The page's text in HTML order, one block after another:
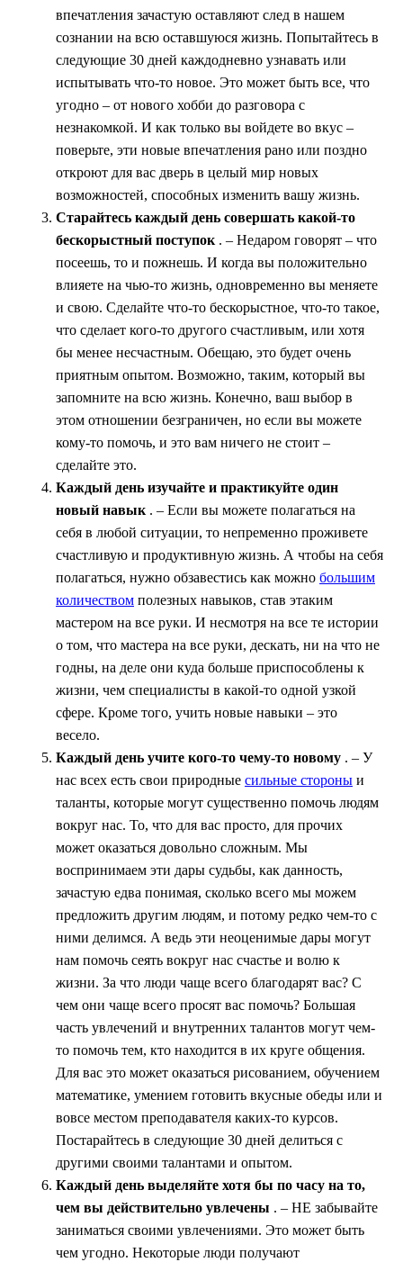
впечатления зачастую оставляют след в нашем
сознании на всю оставшуюся жизнь. Попытайтесь в
следующие 30 дней каждодневно узнавать или
испытывать что-то новое. Это может быть все, что
угодно – от нового хобби до разговора с
незнакомкой. И как только вы войдете во вкус –
поверьте, эти новые впечатления рано или поздно
откроют для вас дверь в целый мир новых
возможностей, способных изменить вашу жизнь.
Старайтесь каждый день совершать какой-то
бескорыстный поступок . – Недаром говорят – что
посеешь, то и пожнешь. И когда вы положительно
влияете на чью-то жизнь, одновременно вы меняете
и свою. Сделайте что-то бескорыстное, что-то такое,
что сделает кого-то другого счастливым, или хотя
бы менее несчастным. Обещаю, это будет очень
приятным опытом. Возможно, таким, который вы
запомните на всю жизнь. Конечно, ваш выбор в
этом отношении безграничен, но если вы можете
кому-то помочь, и это вам ничего не стоит –
сделайте это.
Каждый день изучайте и практикуйте один
новый навык . – Если вы можете полагаться на
себя в любой ситуации, то непременно проживете
счастливую и продуктивную жизнь. А чтобы на себя
полагаться, нужно обзавестись как можно большим
количеством полезных навыков, став этаким
мастером на все руки. И несмотря на все те истории
о том, что мастера на все руки, дескать, ни на что не
годны, на деле они куда больше приспособлены к
жизни, чем специалисты в какой-то одной узкой
сфере. Кроме того, учить новые навыки – это
весело.
Каждый день учите кого-то чему-то новому . – У
нас всех есть свои природные сильные стороны и
таланты, которые могут существенно помочь людям
вокруг нас. То, что для вас просто, для прочих
может оказаться довольно сложным. Мы
воспринимаем эти дары судьбы, как данность,
зачастую едва понимая, сколько всего мы можем
предложить другим людям, и потому редко чем-то с
ними делимся. А ведь эти неоценимые дары могут
нам помочь сеять вокруг нас счастье и волю к
жизни. За что люди чаще всего благодарят вас? С
чем они чаще всего просят вас помочь? Большая
часть увлечений и внутренних талантов могут чем-
то помочь тем, кто находится в их круге общения.
Для вас это может оказаться рисованием, обучением
математике, умением готовить вкусные обеды или и
вовсе местом преподавателя каких-то курсов.
Постарайтесь в следующие 30 дней делиться с
другими своими талантами и опытом.
Каждый день выделяйте хотя бы по часу на то,
чем вы действительно увлечены . – НЕ забывайте
заниматься своими увлечениями. Это может быть
чем угодно. Некоторые люди получают